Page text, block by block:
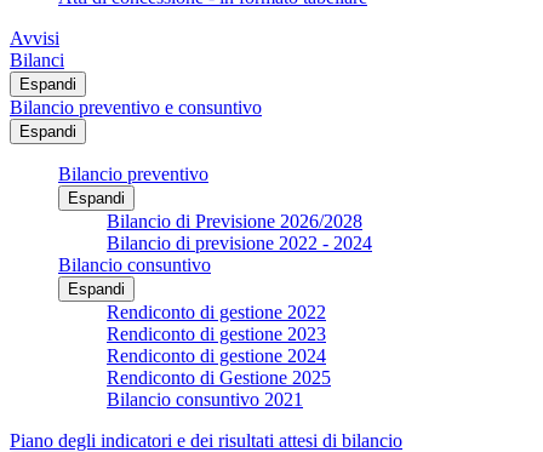
Avvisi
Bilanci
Espandi
Bilancio preventivo e consuntivo
Espandi
Bilancio preventivo
Espandi
Bilancio di Previsione 2026/2028
Bilancio di previsione 2022 - 2024
Bilancio consuntivo
Espandi
Rendiconto di gestione 2022
Rendiconto di gestione 2023
Rendiconto di gestione 2024
Rendiconto di Gestione 2025
Bilancio consuntivo 2021
Piano degli indicatori e dei risultati attesi di bilancio